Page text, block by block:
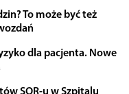
To może być też
dla pacjenta. Nowe
SOR-u w Szpitalu